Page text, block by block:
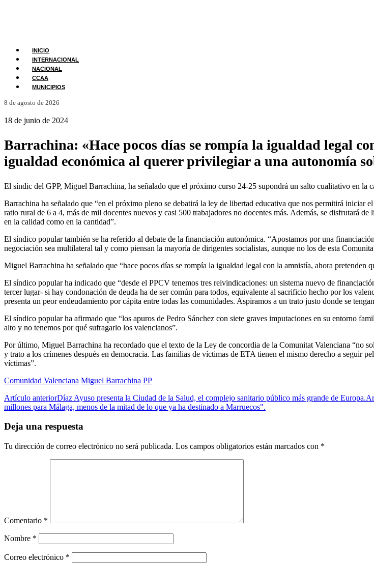
INICIO
INTERNACIONAL
NACIONAL
CCAA
MUNICIPIOS
8 de agosto de 2026
18 de junio de 2024
Barrachina: «Hace pocos días se rompía la igualdad legal
igualdad económica al querer privilegiar a una autonomía
El síndic del GPP, Miguel Barrachina, ha señalado que el próximo curso 24-25 supondrá un salto cualitativo en la
Barrachina ha señalado que “en el próximo pleno se debatirá la ley de libertad educativa que nos permitirá
ratio rural de 6 a 4, más de mil docentes nuevos y casi 500 trabajadores no docentes más. Además, se disfrutará
en la calidad como en la cantidad”.
El síndico popular también se ha referido al debate de la financiación autonómica. “Apostamos por una
negociación sea multilateral tal y como piensan la mayoría de dirigentes socialistas, aunque no los de esta
Miguel Barrachina ha señalado que “hace pocos días se rompía la igualdad legal con la amnistía, ahora
El síndico popular ha indicado que “desde el PPCV tenemos tres reivindicaciones: un sistema nuevo de
tercer lugar- si hay condonación de deuda ha de ser común para todos, equivalente al sacrificio hecho por los
presenta un peor endeudamiento por cápita entre todas las comunidades. Aspiramos a un trato justo donde se
El síndico popular ha afirmado que “los apuros de Pedro Sánchez con siete graves imputaciones en su entorno
alto y no tenemos por qué sufragarlo los valencianos”.
Por último, Miguel Barrachina ha recordado que el texto de la Ley de concordia de la Comunitat Valenciana “no
y trato a los crímenes después en democracia. Las familias de víctimas de ETA tienen el mismo derecho a seguir
víctimas”.
Comunidad Valenciana Miguel Barrachina PP
Artículo anteriorDíaz Ayuso presenta la Ciudad de la Salud, el complejo sanitario público más grande de Europa.
millones para Málaga, menos de la mitad de lo que ya ha destinado a Marruecos".
Deja una respuesta
Tu dirección de correo electrónico no será publicada. Los campos obligatorios están marcados con *
Comentario *
Nombre *
Correo electrónico *